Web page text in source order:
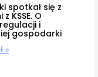
spotkał się z
KSSE. O
i
gospodarki
»